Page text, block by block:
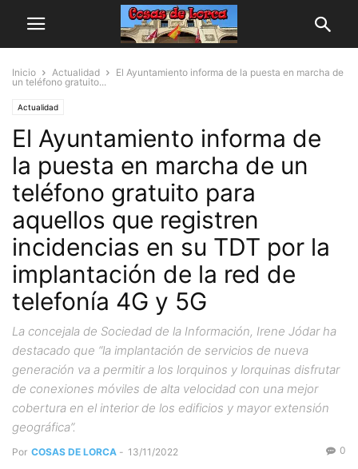
Inicio Actualidad
El Ayuntamiento informa de la puesta en marcha de
un teléfono gratuito...
Actualidad
El Ayuntamiento informa de
la puesta en marcha de un
teléfono gratuito para
aquellos que registren
incidencias en su TDT por la
implantación de la red de
telefonía 4G y 5G
La concejala de Sociedad de la Información, Irene Jódar ha
destacado que “la implantación de servicios de nueva
generación va a permitir a los lorquinos y lorquinas disfrutar
de conexiones móviles de alta velocidad con una mejor
cobertura en el interior de los edificios y mayor extensión
geográfica”.
Por COSAS DE LORCA - 13/11/2022 0